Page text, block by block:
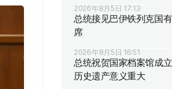
2026年8月5日 17:13
总统接见巴伊铁列克国
席
2026年8月5日 16:51
总统祝贺国家档案馆成
历史遗产意义重大